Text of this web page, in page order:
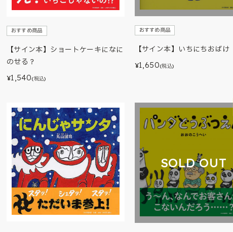
おすすめ商品
【サイン本】ショートケーキになに
のせる？
¥1,540(税込)
おすすめ商品
【サイン本】いちにちおばけ
¥1,650(税込)
SOLD OUT